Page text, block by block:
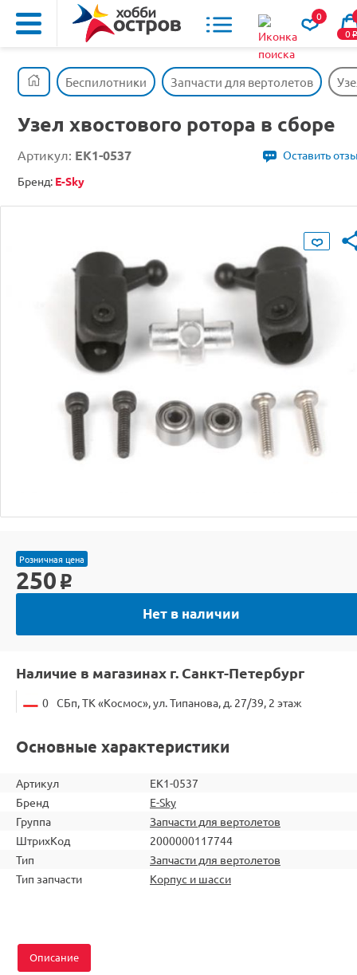
0
0o
Беспилотники Запчасти для вертолетов
Узел хвостового ротора в сборе
Артикул: EK1-0537
Оставить
Бренд: E-Sky
Розничная цена
250 o
Нет в наличии
Наличие в магазинах г. Санкт-Петербург
0 СБп, ТК «Космос», ул. Типанова, д. 27/39, 2 этаж
Основные характеристики
Артикул
EK1-0537
Бренд
E-Sky
Группа
Запчасти для вертолетов
ШтрихКод
2000000117744
Тип
Запчасти для вертолетов
Тип запчасти
Корпус и шасси
Описание